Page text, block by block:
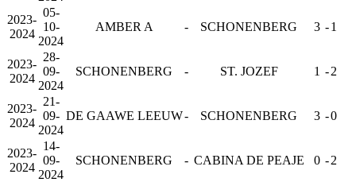
2023-
2024
05-
10-
2024
AMBER A - SCHONENBERG 3 -1
2023-
2024
28-
09-
2024
SCHONENBERG - ST. JOZEF 1 -2
2023-
2024
21-
09-
2024
DE GAAWE LEEUW- SCHONENBERG 3 -0
2023-
2024
14-
09-
2024
SCHONENBERG - CABINA DE PEAJE 0 -2